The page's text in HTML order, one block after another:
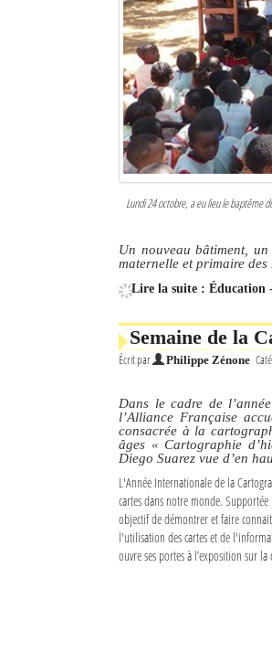
Lundi 24 octobre, a eu lieu le baptême
Un nouveau bâtiment,
maternelle et primaire
Lire la suite : Éducation
Semaine de la
Écrit par Philippe Zénone
Dans le cadre de
l’Alliance Française
consacrée à la
âges « Cartographie
Diego Suarez vue d’en
L'Année Internationale de la
cartes dans notre monde.
objectif de démontrer et faire
l'utilisation des cartes et de
ouvre ses portes à l’exposition sur la